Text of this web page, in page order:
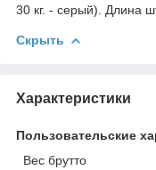
30 кг. - серый). Длина
Скрыть
Характеристики
Пользовательские
Вес брутто